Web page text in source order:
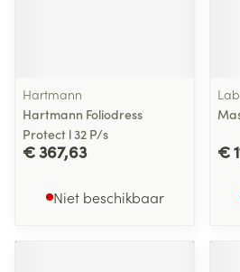
Hartmann
Hartmann Foliodress
Protect l 32 P/s
€ 367,63
Niet beschikbaar
€